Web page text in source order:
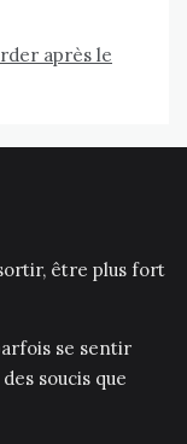
après le
être plus fort
se sentir
soucis que